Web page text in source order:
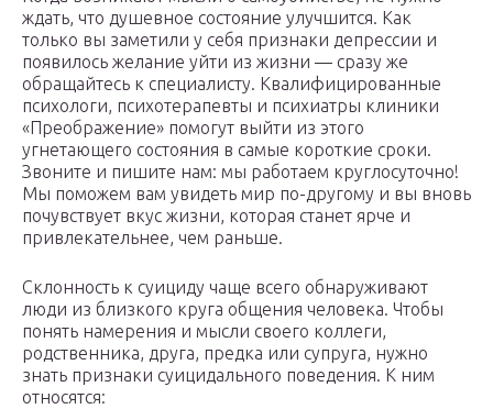
ждать, что душевное состояние улучшится. Как
только вы заметили у себя признаки депрессии и
появилось желание уйти из жизни — сразу же
обращайтесь к специалисту. Квалифицированные
психологи, психотерапевты и психиатры клиники
«Преображение» помогут выйти из этого
угнетающего состояния в самые короткие сроки.
Звоните и пишите нам: мы работаем круглосуточно!
Мы поможем вам увидеть мир по-другому и вы вновь
почувствует вкус жизни, которая станет ярче и
привлекательнее, чем раньше.
Склонность к суициду чаще всего обнаруживают
люди из близкого круга общения человека. Чтобы
понять намерения и мысли своего коллеги,
родственника, друга, предка или супруга, нужно
знать признаки суицидального поведения. К ним
относятся: